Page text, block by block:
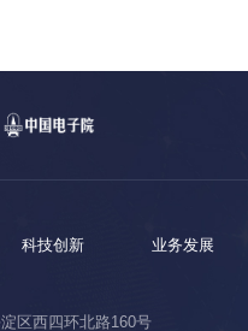
科技创新 业务发展
区西四环北路160号